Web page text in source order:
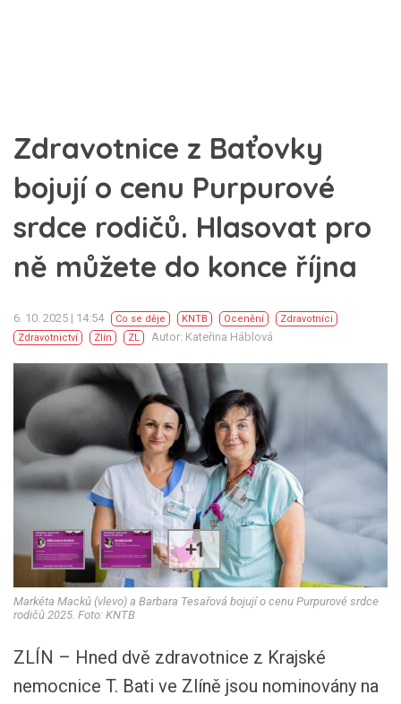
Zdravotnice z Baťovky
bojují o cenu Purpurové
srdce rodičů. Hlasovat pro
ně můžete do konce října
6. 10. 2025 | 14:54 Co se děje KNTB Ocenění
Zdravotníci
Zdravotnictví
Zlín ZL Autor: Kateřina Háblová
+1
Markéta Macků (vlevo) a Barbara Tesařová bojují o cenu Purpurové srdce
rodičů 2025. Foto: KNTB
ZLÍN – Hned dvě zdravotnice z Krajské
nemocnice T. Bati ve Zlíně jsou nominovány na